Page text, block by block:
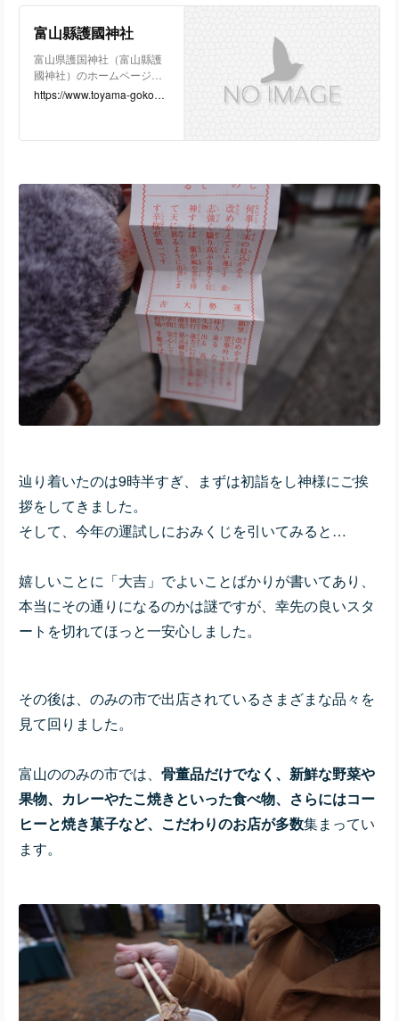
富山縣護國神社
富山県護国神社（富山縣護
國神社）のホームページで
す。縁故の殉国の英霊を追
悼する為の神社です。護国
を承っております。
https://www.toyama-gokoku.
辿り着いたのは9時半すぎ、まずは初詣をし神様にご挨
拶をしてきました。
そして、今年の運試しにおみくじを引いてみると…
嬉しいことに「大吉」でよいことばかりが書いてあり、
本当にその通りになるのかは謎ですが、幸先の良いスタ
ートを切れてほっと一安心しました。
その後は、のみの市で出店されているさまざまな品々を
見て回りました。
富山ののみの市では、 骨董品だけでなく、新鮮な野菜や
果物、カレーやたこ焼きといった食べ物、さらにはコー
ヒーと焼き菓子など、こだわりのお店が多数集まってい
ます。